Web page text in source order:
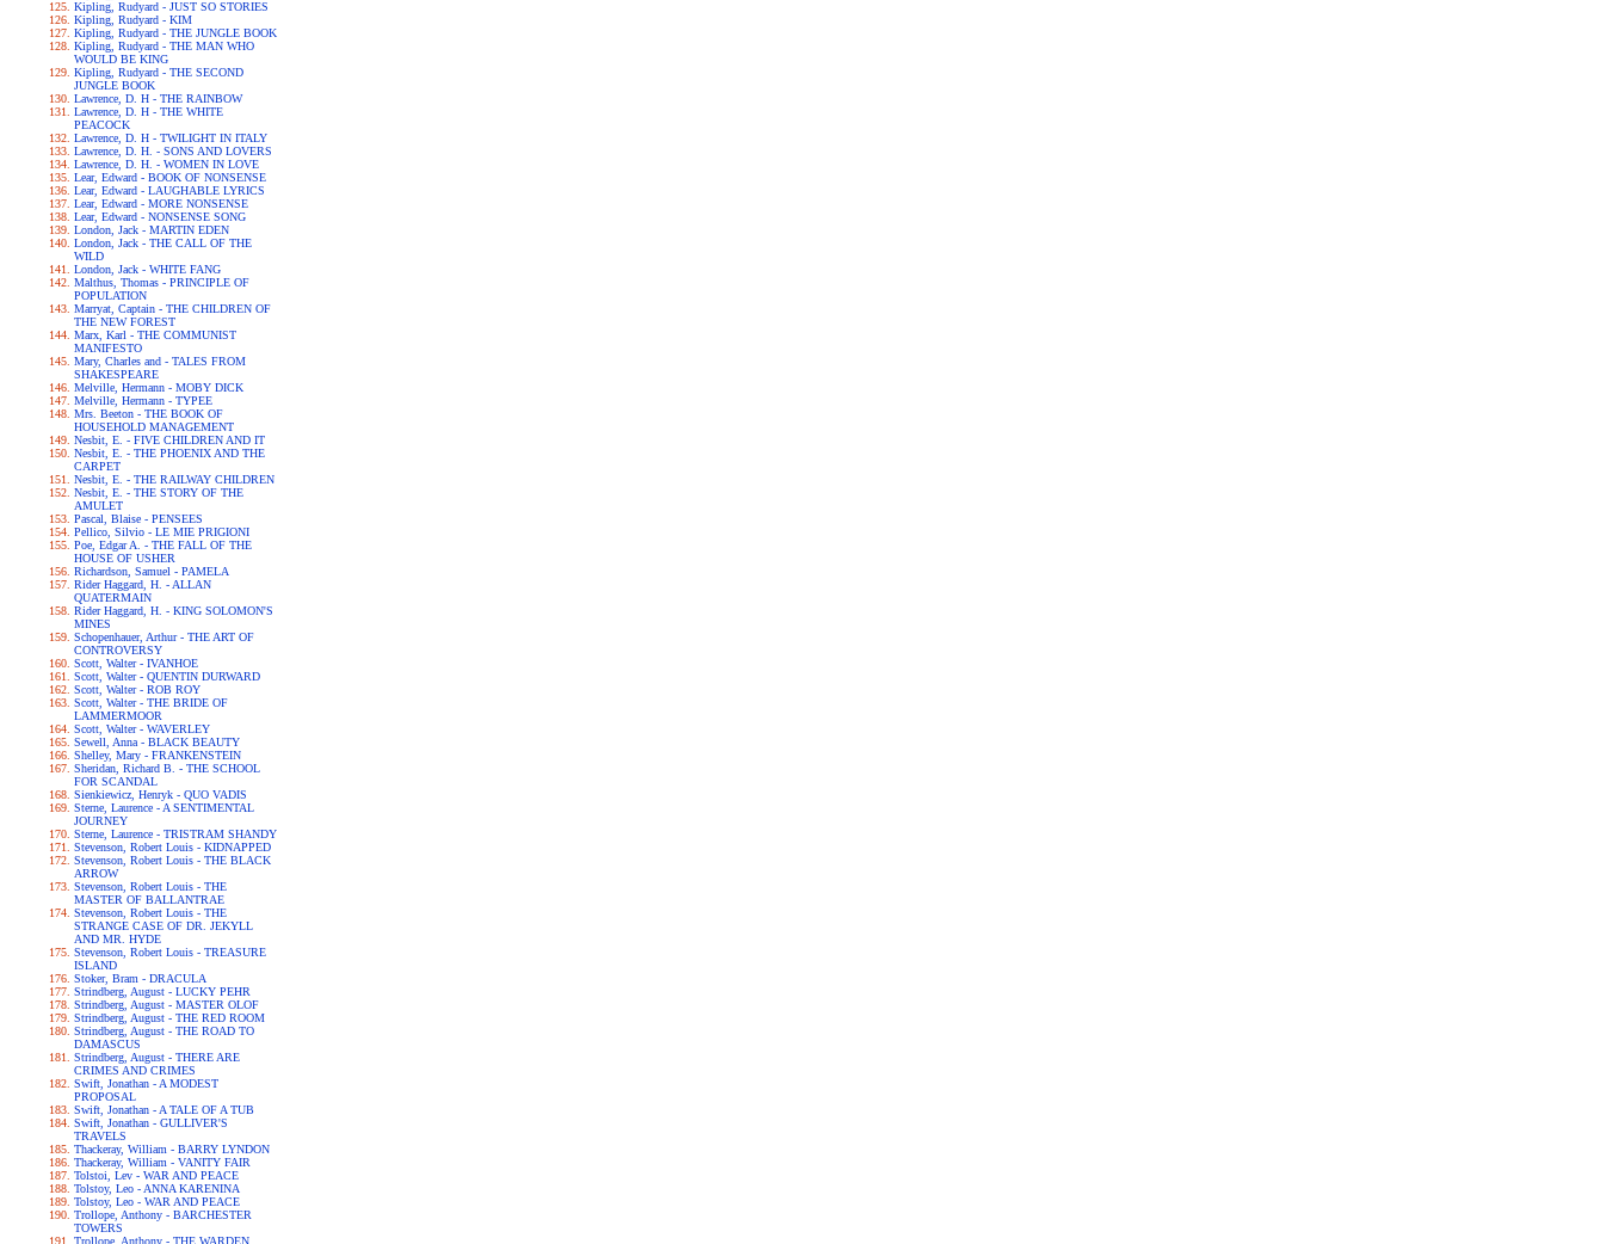
Kipling, Rudyard - JUST SO STORIES
Kipling, Rudyard - KIM
Kipling, Rudyard - THE JUNGLE BOOK
Kipling, Rudyard - THE MAN WHO
WOULD BE KING
Kipling, Rudyard - THE SECOND
JUNGLE BOOK
Lawrence, D. H - THE RAINBOW
Lawrence, D. H - THE WHITE
PEACOCK
Lawrence, D. H - TWILIGHT IN ITALY
Lawrence, D. H. - SONS AND LOVERS
Lawrence, D. H. - WOMEN IN LOVE
Lear, Edward - BOOK OF NONSENSE
Lear, Edward - LAUGHABLE LYRICS
Lear, Edward - MORE NONSENSE
Lear, Edward - NONSENSE SONG
London, Jack - MARTIN EDEN
London, Jack - THE CALL OF THE
WILD
London, Jack - WHITE FANG
Malthus, Thomas - PRINCIPLE OF
POPULATION
Marryat, Captain - THE CHILDREN OF
THE NEW FOREST
Marx, Karl - THE COMMUNIST
MANIFESTO
Mary, Charles and - TALES FROM
SHAKESPEARE
Melville, Hermann - MOBY DICK
Melville, Hermann - TYPEE
Mrs. Beeton - THE BOOK OF
HOUSEHOLD MANAGEMENT
Nesbit, E. - FIVE CHILDREN AND IT
Nesbit, E. - THE PHOENIX AND THE
CARPET
Nesbit, E. - THE RAILWAY CHILDREN
Nesbit, E. - THE STORY OF THE
AMULET
Pascal, Blaise - PENSEES
Pellico, Silvio - LE MIE PRIGIONI
Poe, Edgar A. - THE FALL OF THE
HOUSE OF USHER
Richardson, Samuel - PAMELA
Rider Haggard, H. - ALLAN
QUATERMAIN
Rider Haggard, H. - KING SOLOMON'S
MINES
Schopenhauer, Arthur - THE ART OF
CONTROVERSY
Scott, Walter - IVANHOE
Scott, Walter - QUENTIN DURWARD
Scott, Walter - ROB ROY
Scott, Walter - THE BRIDE OF
LAMMERMOOR
Scott, Walter - WAVERLEY
Sewell, Anna - BLACK BEAUTY
Shelley, Mary - FRANKENSTEIN
Sheridan, Richard B. - THE SCHOOL
FOR SCANDAL
Sienkiewicz, Henryk - QUO VADIS
Sterne, Laurence - A SENTIMENTAL
JOURNEY
Sterne, Laurence - TRISTRAM SHANDY
Stevenson, Robert Louis - KIDNAPPED
Stevenson, Robert Louis - THE BLACK
ARROW
Stevenson, Robert Louis - THE
MASTER OF BALLANTRAE
Stevenson, Robert Louis - THE
STRANGE CASE OF DR. JEKYLL
AND MR. HYDE
Stevenson, Robert Louis - TREASURE
ISLAND
Stoker, Bram - DRACULA
Strindberg, August - LUCKY PEHR
Strindberg, August - MASTER OLOF
Strindberg, August - THE RED ROOM
Strindberg, August - THE ROAD TO
DAMASCUS
Strindberg, August - THERE ARE
CRIMES AND CRIMES
Swift, Jonathan - A MODEST
PROPOSAL
Swift, Jonathan - A TALE OF A TUB
Swift, Jonathan - GULLIVER'S
TRAVELS
Thackeray, William - BARRY LYNDON
Thackeray, William - VANITY FAIR
Tolstoi, Lev - WAR AND PEACE
Tolstoy, Leo - ANNA KARENINA
Tolstoy, Leo - WAR AND PEACE
Trollope, Anthony - BARCHESTER
TOWERS
Trollope, Anthony - THE WARDEN